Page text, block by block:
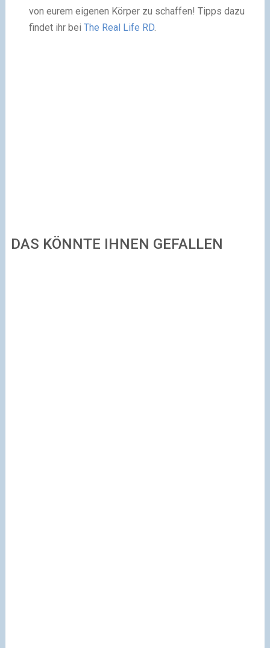
von eurem eigenen Körper zu schaffen! Tipps dazu
findet ihr bei The Real Life RD.
DAS KÖNNTE IHNEN GEFALLEN